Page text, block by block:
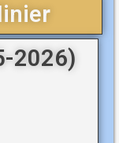
2026)